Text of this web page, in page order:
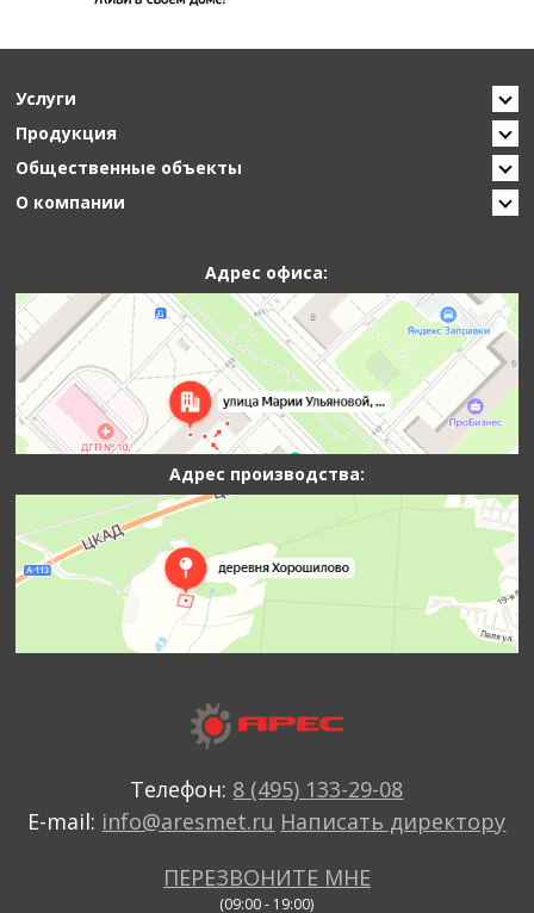
Услуги
Продукция
Общественные объекты
О компании
Адрес офиса:
Адрес производства:
Телефон: 8 (495) 133-29-08
E-mail: info@aresmet.ru Написать директору
ПЕРЕЗВОНИТЕ МНЕ
(09:00 - 19:00)